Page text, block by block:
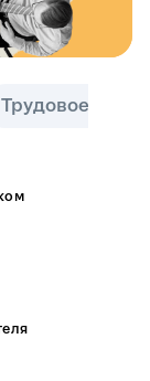
Трудовое право